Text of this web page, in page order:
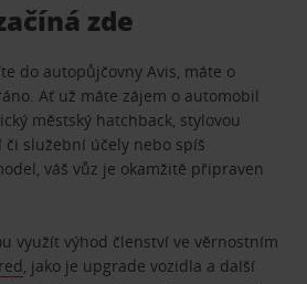
zde
do autopůjčovny Avis, máte o
Ať už máte zájem o automobil
městský hatchback, stylovou
služební účely nebo spíš
váš vůz je okamžitě připraven
využít výhod členství ve věrnostním
, jako je upgrade vozidla a další